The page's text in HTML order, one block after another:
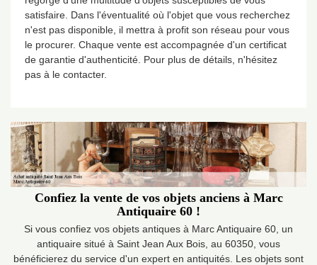
satisfaire. Dans l'éventualité où l'objet que vous recherchez
n'est pas disponible, il mettra à profit son réseau pour vous
le procurer. Chaque vente est accompagnée d'un certificat
de garantie d'authenticité. Pour plus de détails, n'hésitez
pas à le contacter.
Confiez la vente de vos objets anciens à Marc
Antiquaire 60 !
Si vous confiez vos objets antiques à Marc Antiquaire 60, un
antiquaire situé à Saint Jean Aux Bois, au 60350, vous
bénéficierez du service d'un expert en antiquités. Les objets sont